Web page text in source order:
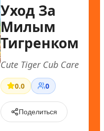
Уход За
Милым
Тигренком
Cute Tiger Cub Care
0.0 0
Поделиться